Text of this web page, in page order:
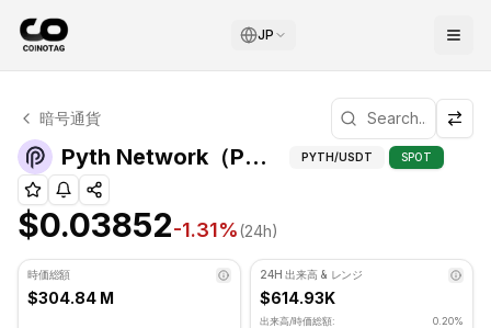
JP
Pyth Network テクニカル分析
Pyth Network 現在 $0.03852 で取引されています. RSI指
暗号通貨
Pyth Network（PYTH）価格 テクニカル
PYTH/USDT SPOT
$0.03852-1.31%(24h)
時価総額
$304.84 M
24H 出来高 & レンジ
$614.93K
出来高/時価総額:
0.20%